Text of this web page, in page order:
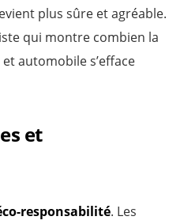
plus sûre et agréable.
qui montre combien la
automobile s’efface
et
responsabilité. Les